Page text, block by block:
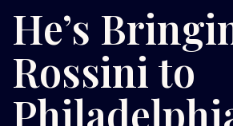
He’s
Rossini to